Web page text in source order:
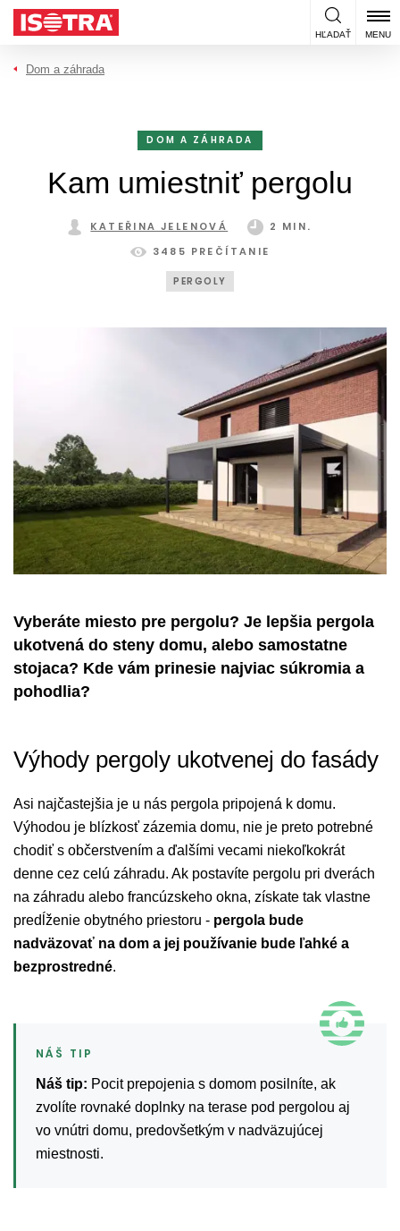
Preskočiť na obsah
HĽADAŤ MENU
Dom a záhrada
DOM A ZÁHRADA
Kam umiestniť pergolu
KATEŘINA JELENOVÁ
2 MIN.
3485 PREČÍTANIE
PERGOLY
Vyberáte miesto pre pergolu? Je lepšia pergola
ukotvená do steny domu, alebo samostatne
stojaca? Kde vám prinesie najviac súkromia a
pohodlia?
Výhody pergoly ukotvenej do fasády
Asi najčastejšia je u nás pergola pripojená k domu.
Výhodou je blízkosť zázemia domu, nie je preto potrebné
chodiť s občerstvením a ďalšími vecami niekoľkokrát
denne cez celú záhradu. Ak postavíte pergolu pri dverách
na záhradu alebo francúzskeho okna, získate tak vlastne
predĺženie obytného priestoru - pergola bude
nadväzovať na dom a jej používanie bude ľahké a
bezprostredné.
Náš tip: Pocit prepojenia s domom posilníte, ak
zvolíte rovnaké doplnky na terase pod pergolou aj
vo vnútri domu, predovšetkým v nadväzujúcej
miestnosti.